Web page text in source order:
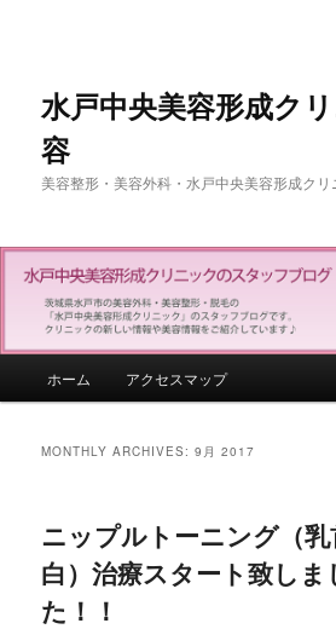
水戸中央美容形成ク
容
美容整形・美容外科・水戸中央美容形成ク
Skip to primary content
Skip to secondary content
ホーム アクセスマップ
MONTHLY ARCHIVES:9月 2017
ニップルトーニング（
白）治療スタート致しま
た！！